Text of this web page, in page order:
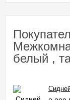
белый ,